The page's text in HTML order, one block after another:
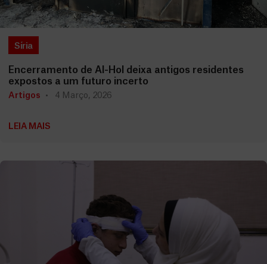
Síria
Encerramento de Al-Hol deixa antigos residentes
expostos a um futuro incerto
Artigos 4 Março, 2026
LEIA MAIS